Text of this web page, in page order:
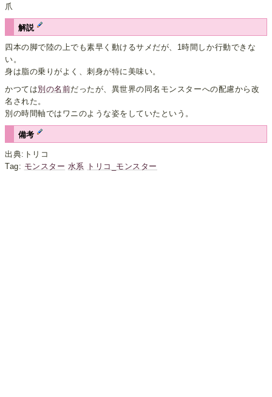
爪
解説
四本の脚で陸の上でも素早く動けるサメだが、1時間しか行動できな
い。
身は脂の乗りがよく、刺身が特に美味い。
かつては別の名前だったが、異世界の同名モンスターへの配慮から改
名された。
別の時間軸ではワニのような姿をしていたという。
備考
出典:トリコ
Tag: モンスター 水系 トリコ_モンスター